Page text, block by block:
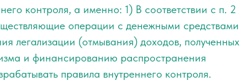
контроля, а именно: 1) В соответствии с п. 2
операции с денежными средствами
легализации (отмывания) доходов, полученных
и финансированию распространения
правила внутреннего контроля.